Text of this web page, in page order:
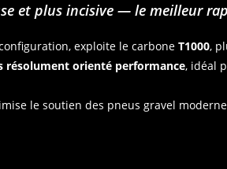
et plus incisive — le meilleur
exploite le carbone T1000,
résolument orienté performance, idéal
le soutien des pneus gravel